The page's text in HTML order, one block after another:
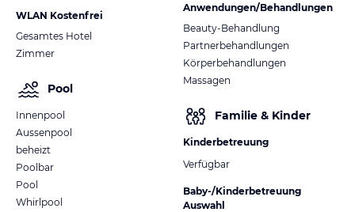
WLAN Kostenfrei
Gesamtes Hotel
Zimmer
Pool
Innenpool
Aussenpool
beheizt
Poolbar
Pool
Whirlpool
Anwendungen/Behandlungen
Beauty-Behandlung
Partnerbehandlungen
Körperbehandlungen
Massagen
Familie & Kinder
Kinderbetreuung
Verfügbar
Baby-/Kinderbetreuung
Auswahl